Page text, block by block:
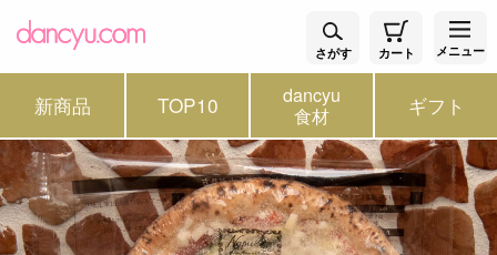
さがす カート メニュー
新商品 TOP10 dancyu
食材 ギフト